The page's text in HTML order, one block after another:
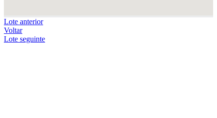
Lote anterior
Voltar
Lote seguinte